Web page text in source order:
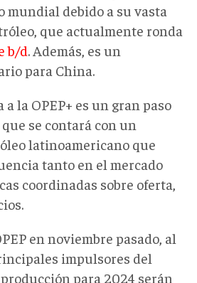
mundial debido a su vasta
que actualmente ronda
b/d. Además, es un
para China.
la OPEP+ es un gran paso
se contará con un
latinoamericano que
tanto en el mercado
coordinadas sobre oferta,
en noviembre pasado, al
impulsores del
para 2024 serán